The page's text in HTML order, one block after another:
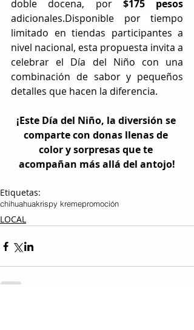
doble docena, por
adicionales.Disponible por tiempo
limitado en tiendas participantes a
nivel nacional, esta propuesta invita a
celebrar el Día del Niño con una
combinación de sabor y pequeños
detalles que hacen la diferencia.
¡Este Día del Niño, la diversión se
comparte con donas llenas de
color y sorpresas que te
acompañan más allá del antojo!
Etiquetas:
chihuahuakrispy kremepromoción
LOCAL